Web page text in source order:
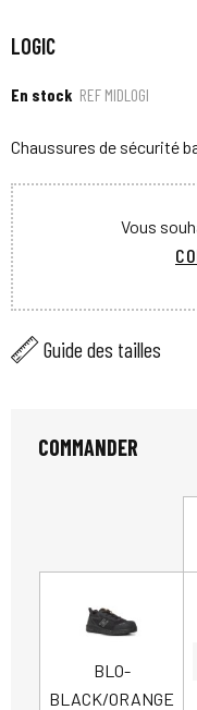
LOGIC
En stock REF MIDLOGI
Chaussures de sécurité
Vous
Guide des tailles
COMMANDER
BLO-
BLACK/ORANGE